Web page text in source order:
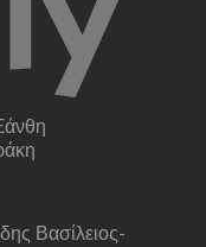
Βασίλειος-